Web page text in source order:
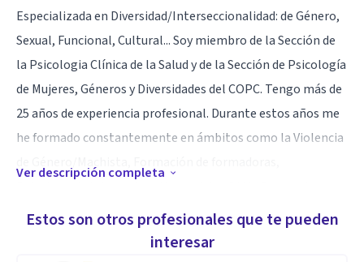
Especializada en Diversidad/Interseccionalidad: de Género,
Sexual, Funcional, Cultural... Soy miembro de la Sección de
la Psicologia Clínica de la Salud y de la Sección de Psicología
de Mujeres, Géneros y Diversidades del COPC. Tengo más de
25 años de experiencia profesional. Durante estos años me
he formado constantemente en ámbitos como la Violencia
Ayuda Mutua), Psicooncología y Trauma Complejo.
Participo como tallerista, conferenciante y ponente en
Ver descripción completa
Estos son otros profesionales que te pueden
interesar